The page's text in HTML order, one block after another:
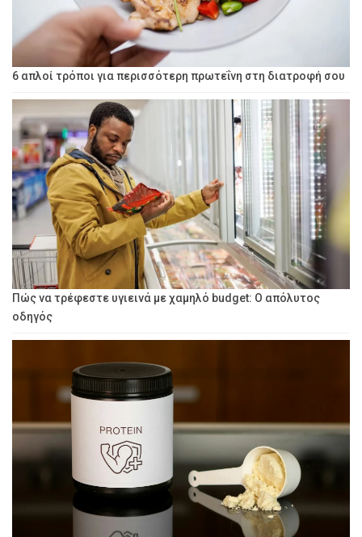
6 απλοί τρόποι για περισσότερη πρωτεΐνη στη διατροφή σου
Πώς να τρέφεστε υγιεινά με χαμηλό budget: Ο απόλυτος
οδηγός